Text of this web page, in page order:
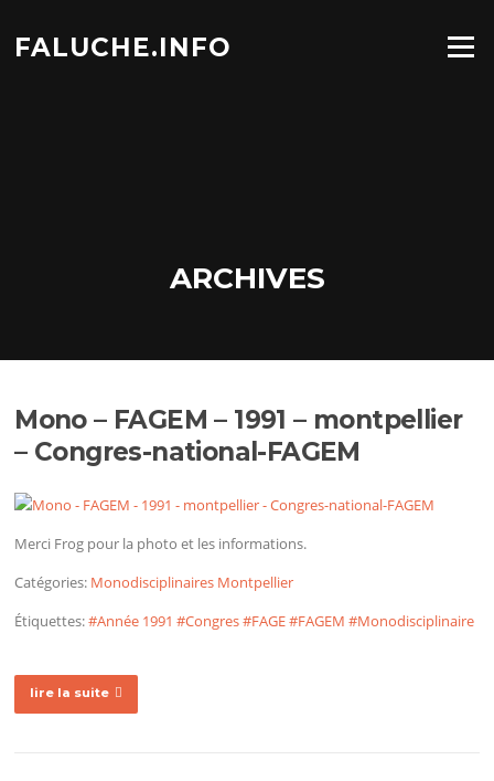
contenu
FALUCHE.INFO Menu
ARCHIVES
Mono – FAGEM – 1991 – montpellier
– Congres-national-FAGEM
Merci Frog pour la photo et les informations.
Catégories: Monodisciplinaires Montpellier
Étiquettes:#Année 1991 #Congres#FAGE#FAGEM #Monodisciplinaire
lire la suite